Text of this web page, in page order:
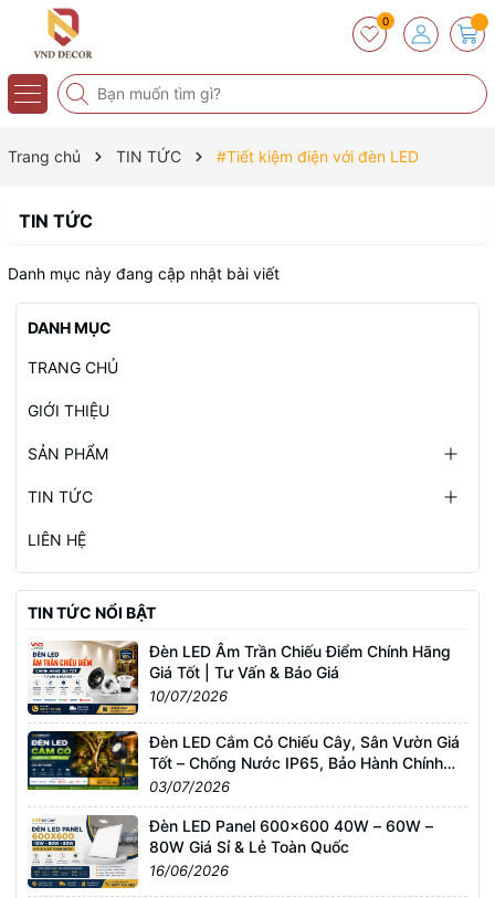
0
Trang chủ TIN TỨC #Tiết kiệm điện với đèn LED
TIN TỨC
Danh mục này đang cập nhật bài viết
DANH MỤC
TRANG CHỦ
GIỚI THIỆU
SẢN PHẨM
TIN TỨC
LIÊN HỆ
TIN TỨC NỔI BẬT
Đèn LED Âm Trần Chiếu Điểm Chính Hãng
Giá Tốt | Tư Vấn & Báo Giá
10/07/2026
Đèn LED Cắm Cỏ Chiếu Cây, Sân Vườn Giá
Tốt – Chống Nước IP65, Bảo Hành Chính
Hãng
03/07/2026
Đèn LED Panel 600x600 40W – 60W –
80W Giá Sỉ & Lẻ Toàn Quốc
16/06/2026